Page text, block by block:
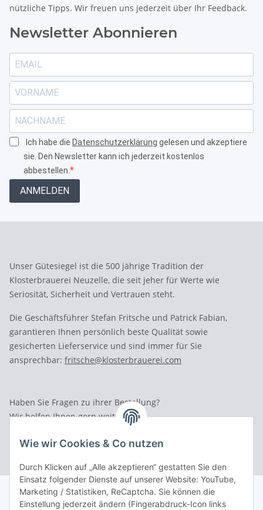
Wie wir Cookies & Co nutzen
Durch Klicken auf „Alle akzeptieren“ gestatten Sie den
Einsatz folgender Dienste auf unserer Website: YouTube,
Marketing / Statistiken, ReCaptcha. Sie können die
Einstellung jederzeit ändern (Fingerabdruck-Icon links
nützliche Tipps. Wir freuen uns jederzeit über Ihr Feedback.
Newsletter Abonnieren
Ich habe die Datenschutzerklärung gelesen und akzeptiere
sie. Den Newsletter kann ich jederzeit kostenlos
abbestellen.
ANMELDEN
Unser Gütesiegel ist die 500 jährige Tradition der
Klosterbrauerei Neuzelle, die seit jeher für Werte wie
Seriosität, Sicherheit und Vertrauen steht.
Die Geschäftsführer Stefan Fritsche und Patrick Fabian,
garantieren Ihnen persönlich beste Qualität sowie
gesicherten Lieferservice und sind immer für Sie
ansprechbar: fritsche@klosterbrauerei.com
Haben Sie Fragen zu ihrer Bestellung?
Wir helfen Ihnen gern weiter.
Rufen Sie uns an: Tel.: 03 36 52 - 81023